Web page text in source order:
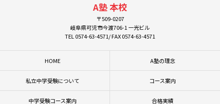
A塾 本校
〒509-0207
岐阜県可児市今渡706-1 一光ビル
TEL 0574-63-4571/ FAX 0574-63-4571
HOME A塾の理念
私立中学受験について コース案内
中学受験コース案内 合格実績